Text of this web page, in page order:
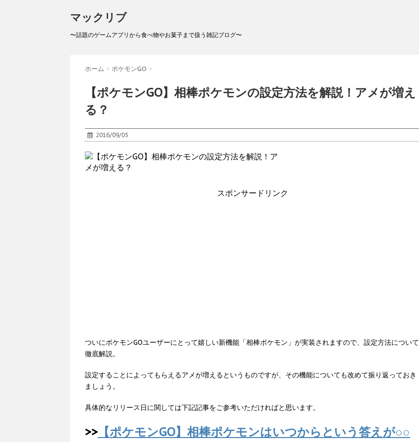
マックリブ
〜話題のゲームアプリから食べ物やお菓子まで扱う雑記ブログ〜
ホーム > ポケモンGO >
【ポケモンGO】相棒ポケモンの設定方法を解説！アメが増え
る？
2016/09/05
スポンサードリンク
ついにポケモンGOユーザーにとって嬉しい新機能「相棒ポケモン」が実装されますので、設定方法について
徹底解説。
設定することによってもらえるアメが増えるというものですが、その機能についても改めて振り返っておき
ましょう。
具体的なリリース日に関しては下記記事をご参考いただければと思います。
>> 【ポケモンGO】相棒ポケモンはいつからという答えが○○